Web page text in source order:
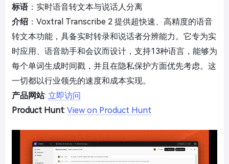
标语：实时语音转文本与说话人分离
介绍 ：Voxtral Transcribe 2 提供超快速、高精度的语音
转文本功能，具备实时转录和说话者分辨能力。它专为实
时应用、语音助手和会议而设计，支持13种语言，能够为
每个单词生成时间戳，并且在隐私保护方面优先考虑。这
一切都以行业领先的速度和成本实现。
产品网站: 立即访问
Product Hunt: View on Product Hunt